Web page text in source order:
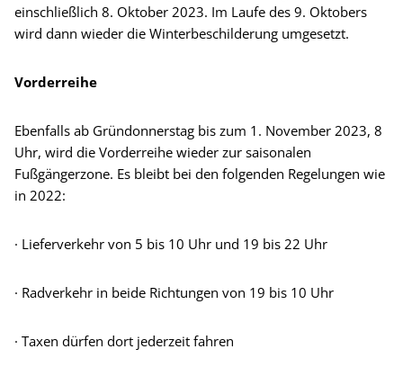
einschließlich 8. Oktober 2023. Im Laufe des 9. Oktobers
wird dann wieder die Winterbeschilderung umgesetzt.
Vorderreihe
Ebenfalls ab Gründonnerstag bis zum 1. November 2023, 8
Uhr, wird die Vorderreihe wieder zur saisonalen
Fußgängerzone. Es bleibt bei den folgenden Regelungen wie
in 2022:
· Lieferverkehr von 5 bis 10 Uhr und 19 bis 22 Uhr
· Radverkehr in beide Richtungen von 19 bis 10 Uhr
· Taxen dürfen dort jederzeit fahren